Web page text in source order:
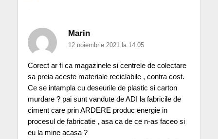
Marin
12 noiembrie 2021 la 14:05
Corect ar fi ca magazinele si centrele de colectare
sa preia aceste materiale reciclabile , contra cost.
Ce se intampla cu deseurile de plastic si carton
murdare ? pai sunt vandute de ADI la fabricile de
ciment care prin ARDERE produc energie in
procesul de fabricatie , asa ca de ce n-as faceo si
eu la mine acasa ?